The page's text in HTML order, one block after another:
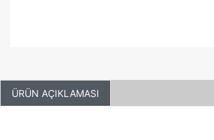
ÜRÜN AÇIKLAMASI